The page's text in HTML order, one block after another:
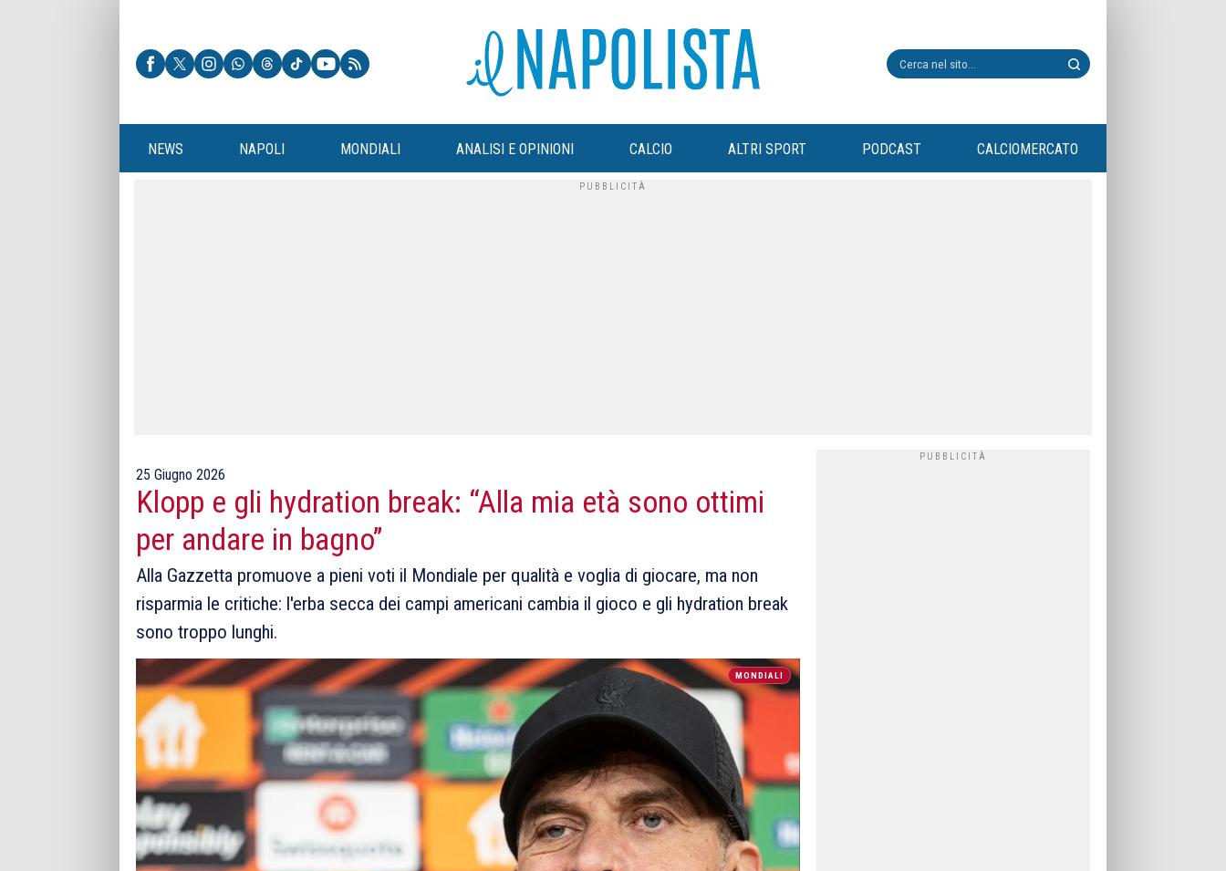
NEWS NAPOLI MONDIALI ANALISI E OPINIONI CALCIO ALTRI SPORT PODCAST CALCIOMERCATO
25 Giugno 2026
Klopp e gli hydration break: “Alla mia età sono ottimi
per andare in bagno”
Alla Gazzetta promuove a pieni voti il Mondiale per qualità e voglia di giocare, ma non
risparmia le critiche: l'erba secca dei campi americani cambia il gioco e gli hydration break
sono troppo lunghi.
MONDIALI